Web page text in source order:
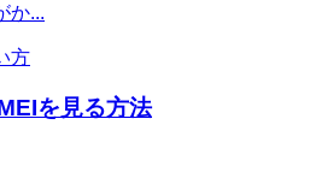
か...
方
を見る方法